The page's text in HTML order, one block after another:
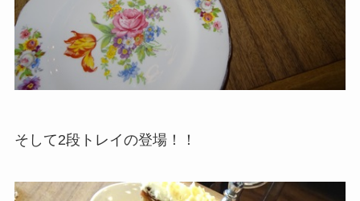
そして2段トレイの登場！！